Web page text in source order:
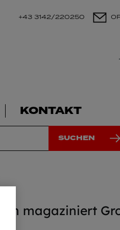
+43 3142/220250
KONTAKT
SUCHEN
magaziniert